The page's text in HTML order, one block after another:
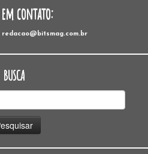
contato:
redacao@bitsmag.com.br
BUSCA